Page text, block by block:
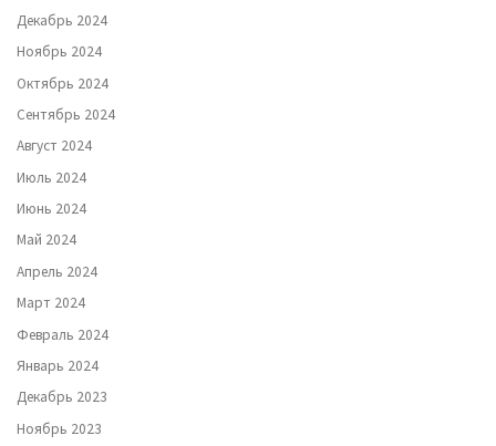
Декабрь 2024
Ноябрь 2024
Октябрь 2024
Сентябрь 2024
Август 2024
Июль 2024
Июнь 2024
Май 2024
Апрель 2024
Март 2024
Февраль 2024
Январь 2024
Декабрь 2023
Ноябрь 2023